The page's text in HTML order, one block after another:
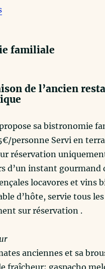
familiale
de l’ancien
sa bistronomie
personne Servi en
réservation
d’un instant gourmand
locavores et vins
d’hôte, servie tous
sur réservation .
anciennes et sa